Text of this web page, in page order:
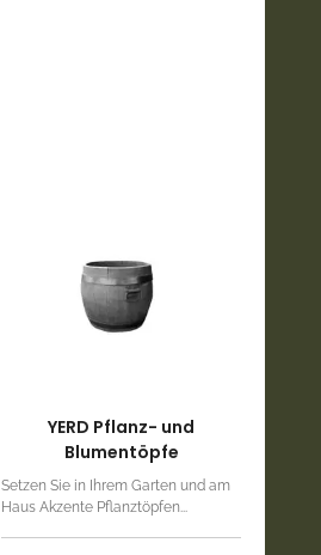
YERD Pflanz- und
Blumentöpfe
Setzen Sie in Ihrem Garten und am
Haus Akzente Pflanztöpfen...